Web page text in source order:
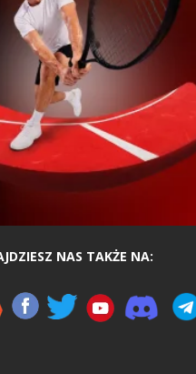
NAS TAKŻE NA: